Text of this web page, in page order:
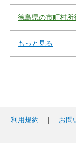
徳島県の市町村所
もっと見る
利用規約 | お問